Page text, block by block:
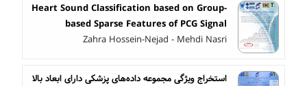
Heart Sound Classification based on Group-
based Sparse Features of PCG Signal
Zahra Hossein-Nejad - Mehdi Nasri
استخراج ویژگی مجموعه داده‌های پزشکی دارای ابعاد بالا